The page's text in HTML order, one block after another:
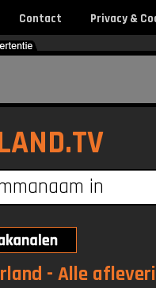
Contact Privacy &
- Alle